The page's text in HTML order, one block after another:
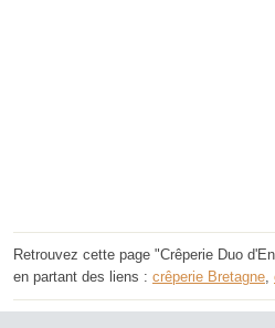
Retrouvez cette page "Crêperie Duo
en partant des liens : crêperie Bretagne,